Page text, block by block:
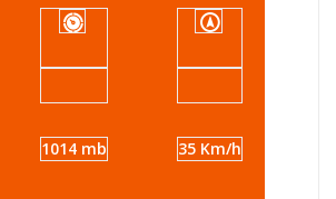
1014 mb 35 Km/h